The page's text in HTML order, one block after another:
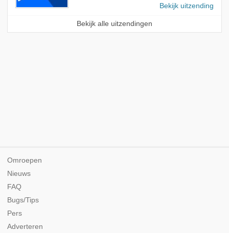
Bekijk uitzending
Bekijk alle uitzendingen
Omroepen
Nieuws
FAQ
Bugs/Tips
Pers
Adverteren